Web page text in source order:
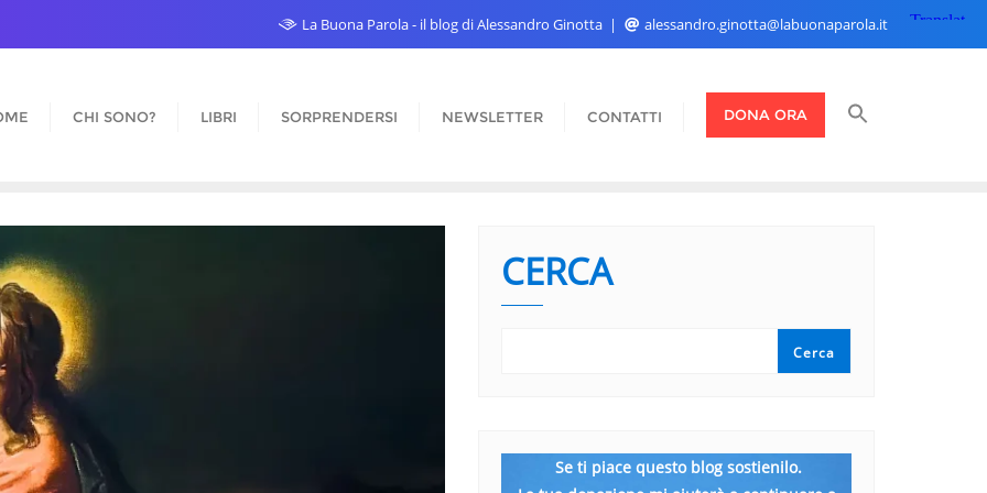
La Buona Parola - il blog di Alessandro Ginotta alessandro.ginotta@labuonaparola.it
CHI SONO? LIBRI SORPRENDERSI NEWSLETTER CONTATTI DONA ORA
CERCA
Cerca
Se ti piace questo blog sostienilo.